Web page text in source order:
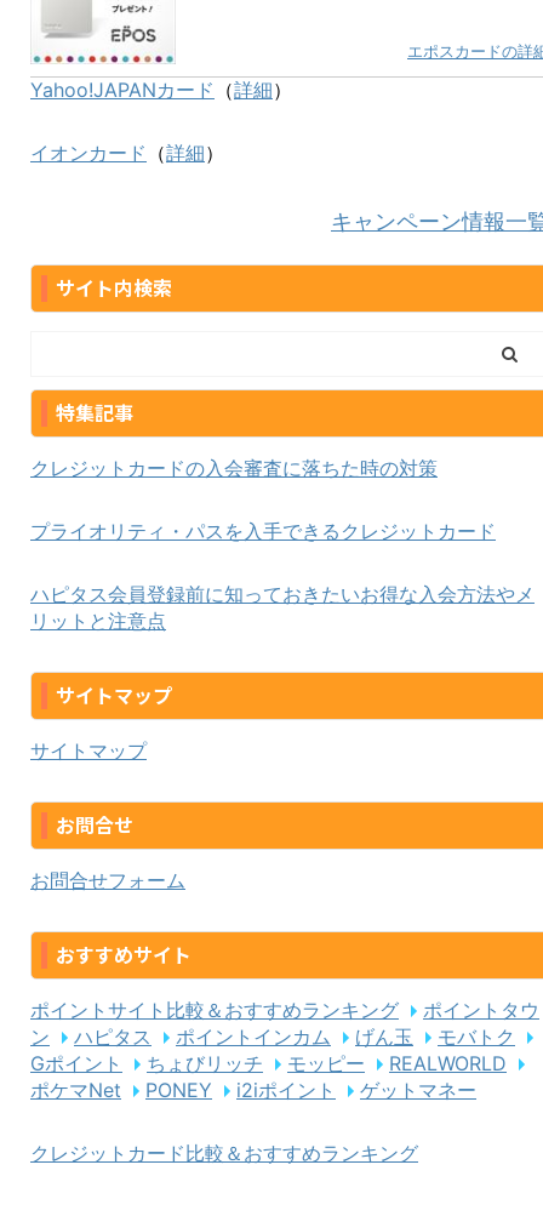
エポスカードの詳
Yahoo!JAPANカード （詳細）
イオンカード （詳細）
キャンペーン情報一
サイト内検索
特集記事
クレジットカードの入会審査に落ちた時の対策
プライオリティ・パスを入手できるクレジットカード
ハピタス会員登録前に知っておきたいお得な入会方法やメ
リットと注意点
サイトマップ
サイトマップ
お問合せ
お問合せフォーム
おすすめサイト
ポイントサイト比較＆おすすめランキング
ポイントタウ
ン
ハピタス ポイントインカム げん玉
モバトク
Gポイント
ちょびリッチ モッピー
REALWORLD
ポケマNet
PONEY i2iポイント ゲットマネー
クレジットカード比較＆おすすめランキング